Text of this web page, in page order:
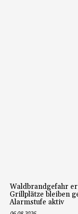
Waldbrandgefahr
Grillplätze bleiben
Alarmstufe aktiv